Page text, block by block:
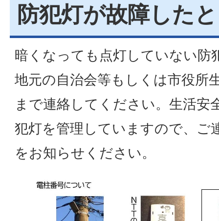
防犯灯が故障した
暗くなっても点灯していない防
地元の自治会等もしくは市役所
まで連絡してください。生活安
犯灯を管理していますので、ご
をお知らせください。